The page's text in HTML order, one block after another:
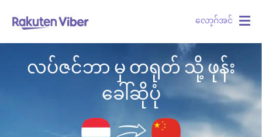
လော့ဂ်အင်
လပ်ဇင်ဘာ မှ တရုတ် သို့ ဖုန်း
ခေါ်ဆိုပုံ